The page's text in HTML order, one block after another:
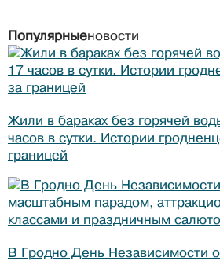
Популярныеновости
Жили в бараках без горячей
часов в сутки. Истории
границей
В Гродно День Независимости